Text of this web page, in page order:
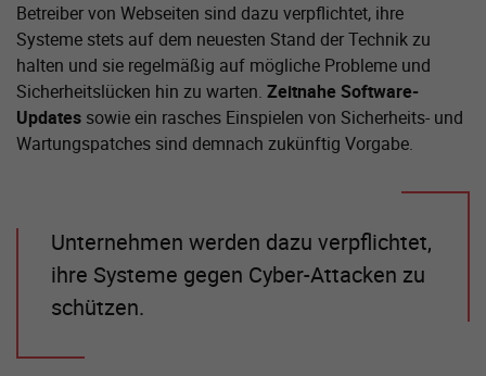
Betreiber von Webseiten sind dazu verpflichtet, ihre
Systeme stets auf dem neuesten Stand der Technik zu
halten und sie regelmäßig auf mögliche Probleme und
Sicherheitslücken hin zu warten. Zeitnahe Software-
Updates sowie ein rasches Einspielen von Sicherheits- und
Wartungspatches sind demnach zukünftig Vorgabe.
Unternehmen werden dazu verpflichtet,
ihre Systeme gegen Cyber-Attacken zu
schützen.